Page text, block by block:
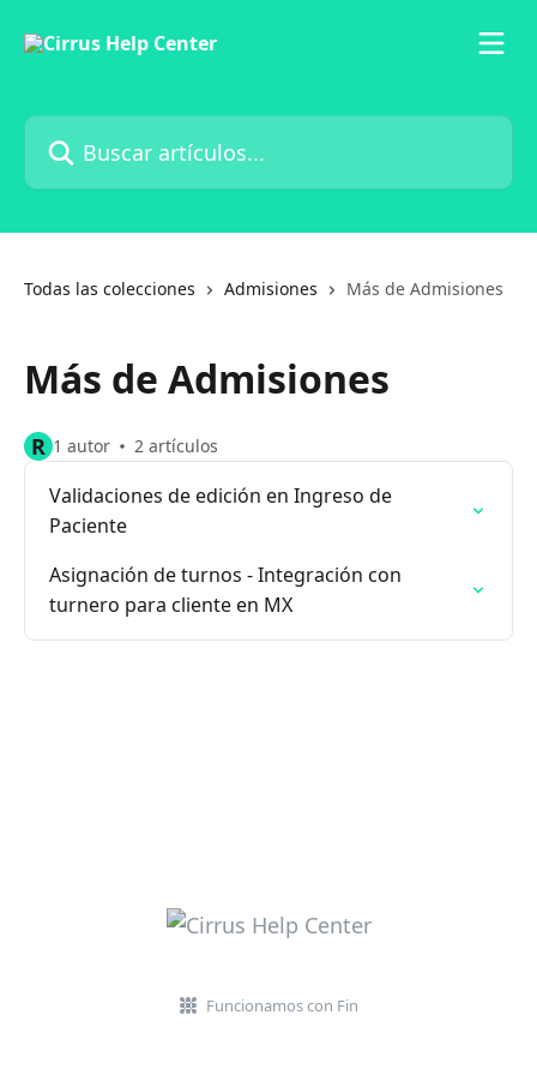
Buscar artículos...
Todas las colecciones Admisiones Más de Admisiones
Más de Admisiones
R 1 autor 2 artículos
Validaciones de edición en Ingreso de
Paciente
Asignación de turnos - Integración con
turnero para cliente en MX
Funcionamos con Fin